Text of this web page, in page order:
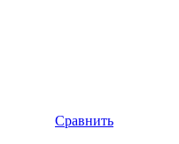
Сравнить